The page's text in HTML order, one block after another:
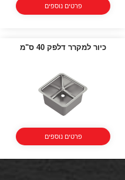
פרטים נוספים
כיור למקרר דלפק 40 ס"מ
פרטים נוספים